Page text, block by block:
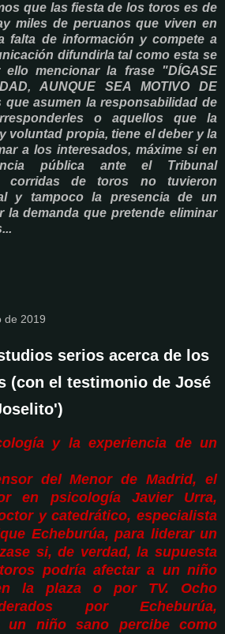
que las fiesta de los toros es de
miles de peruanos que viven en
falta de información y compete a
difundirla tal como esta se
ello mencionar la frase "DÍGASE
AUNQUE SEA MOTIVO DE
que asumen la responsabilidad de
o aquellos que la
voluntad propia, tiene el deber y la
a los interesados, máxime si en
pública ante el Tribunal
corridas de toros no tuvieron
y tampoco la presencia de un
la demanda que pretende eliminar
de 2019
serios acerca de los
(con el testimonio de José
y la experiencia de un
del Menor de Madrid, el
en psicología Javier Urra,
y catedrático, especialista
Echeburúa, para liderar un
si, de verdad, la supuesta
podría afectar a un niño
la plaza o por TV. Ocho
por Echeburúa,
un niño sano percibe como